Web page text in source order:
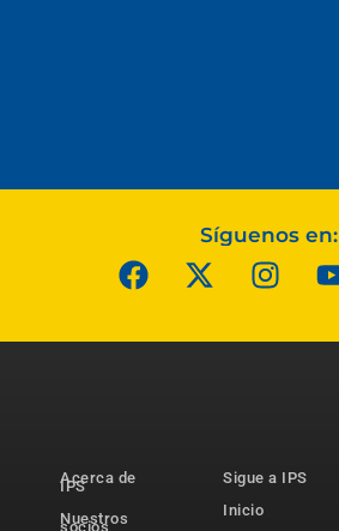
Síguenos en:
Acerca de
IPS
Nuestros
socios
Sigue a IPS
Inicio